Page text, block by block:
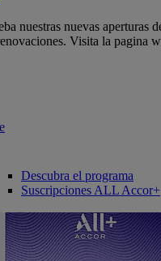
nuestras nuevas aperturas
Visita la pagina
Descubra el programa
Suscripciones ALL Accor+